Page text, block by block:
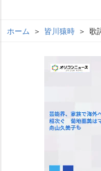
ホーム 皆川猿時 歌